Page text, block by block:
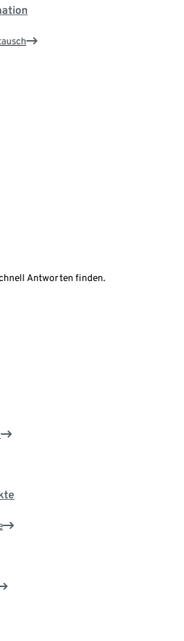
Antworten finden.